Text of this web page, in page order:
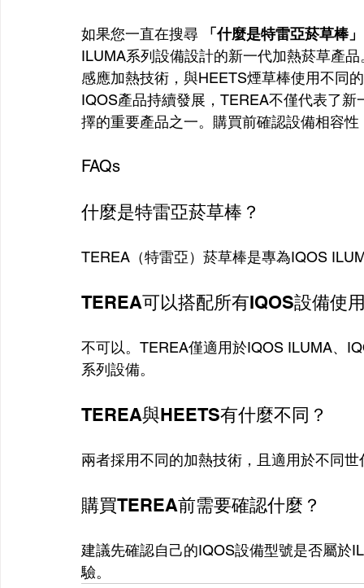
如果您一直在搜尋 「什麼是特雷亞菸草棒」
ILUMA系列設備設計的新一代加熱菸草產
感應加熱技術，與HEETS煙草棒使用不同
IQOS產品持續發展，TEREA不僅代表了
擇的重要產品之一。購買前確認設備相容
FAQs
什麼是特雷亞菸草棒？
TEREA（特雷亞）菸草棒是專為IQOS
TEREA可以搭配所有IQOS設備使
不可以。TEREA僅適用於IQOS ILUMA、
系列設備。
TEREA與HEETS有什麼不同？
兩者採用不同的加熱技術，且適用於不同
購買TEREA前需要確認什麼？
建議先確認自己的IQOS設備型號是否屬於
驗。